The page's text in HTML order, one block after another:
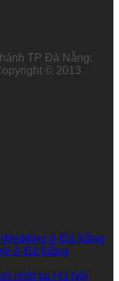
TP Đà Nẵng:
© 2013
ở Đà Nẵng
ở Đà Nẵng
nhật tại Hà Nội